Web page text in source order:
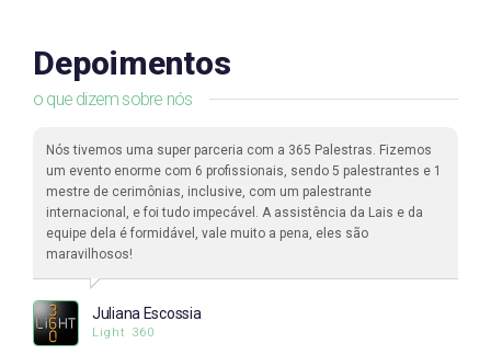
o que dizem sobre nós
Depoimentos
Nós tivemos uma super parceria com a 365 Palestras. Fizemos
um evento enorme com 6 profissionais, sendo 5 palestrantes e 1
mestre de cerimônias, inclusive, com um palestrante
internacional, e foi tudo impecável. A assistência da Lais e da
equipe dela é formidável, vale muito a pena, eles são
maravilhosos!
Juliana Escossia
Light 360